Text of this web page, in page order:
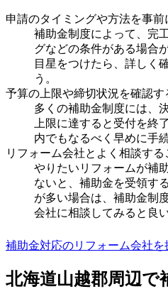
申請のタイミングや方法を事前
補助金制度によって、完
グなどの条件がある場合
目星をつけたら、詳しく
う。
予算の上限や締切状況を確認す
多くの補助金制度には、
上限に達すると受付を終
内でもなるべく早めに手
リフォーム会社とよく相談する
やりたいリフォームが補
ないと、補助金を受領す
が多い場合は、補助金制
会社に相談してみると良
補助金対応のリフォーム会社を
北海道山越郡周辺で